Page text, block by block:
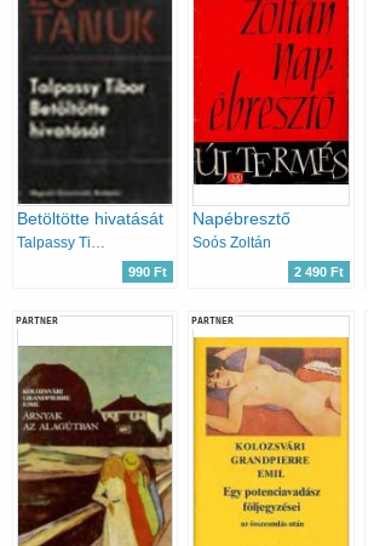
Betöltötte hivatását
Talpassy Tibor
990 Ft
Napébresztő
Soós Zoltán
2 490 Ft
PARTNER PARTNER